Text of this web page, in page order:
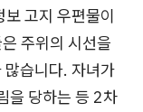
고지 우편물이
주위의 시선을
많습니다. 자녀가
을 당하는 등 2차